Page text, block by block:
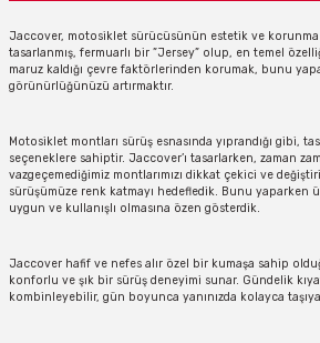
Jaccover, motosiklet sürücüsünün estetik ve
tasarlanmış, fermuarlı bir ”Jersey” olup, en temel
maruz kaldığı çevre faktörlerinden korumak, bunu
görünürlüğünüzü artırmaktır.
Motosiklet montları sürüş esnasında yıprandığı gibi,
seçeneklere sahiptir. Jaccover’ı tasarlarken, zaman
vazgeçemediğimiz montlarımızı dikkat çekici ve
sürüşümüze renk katmayı hedefledik. Bunu yaparken
uygun ve kullanışlı olmasına özen gösterdik.
Jaccover hafif ve nefes alır özel bir kumaşa sahip
konforlu ve şık bir sürüş deneyimi sunar. Gündelik
kombinleyebilir, gün boyunca yanınızda kolayca